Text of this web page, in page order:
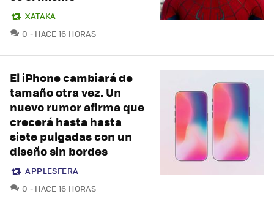
XATAKA
0 COMENTARIOS
HACE 16 HORAS
El iPhone cambiará de
tamaño otra vez. Un
nuevo rumor afirma que
crecerá hasta hasta
siete pulgadas con un
diseño sin bordes
APPLESFERA
0 COMENTARIOS
HACE 16 HORAS